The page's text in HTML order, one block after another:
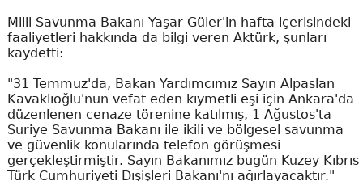
Milli Savunma Bakanı Yaşar Güler'in hafta içerisindeki
faaliyetleri hakkında da bilgi veren Aktürk, şunları
kaydetti:
"31 Temmuz'da, Bakan Yardımcımız Sayın Alpaslan
Kavaklıoğlu'nun vefat eden kıymetli eşi için Ankara'da
düzenlenen cenaze törenine katılmış, 1 Ağustos'ta
Suriye Savunma Bakanı ile ikili ve bölgesel savunma
ve güvenlik konularında telefon görüşmesi
gerçekleştirmiştir. Sayın Bakanımız bugün Kuzey Kıbrıs
Türk Cumhuriyeti Dışişleri Bakanı'nı ağırlayacaktır."